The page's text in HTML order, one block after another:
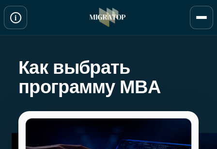
Перейти
i
Как выбрать
программу MBA